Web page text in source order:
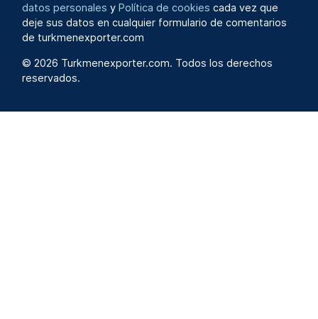
datos personales yPolítica de cookies cada vez que
deje sus datos en cualquier formulario de comentarios
de turkmenexporter.com
© 2026 Turkmenexporter.com. Todos los derechos
reservados.